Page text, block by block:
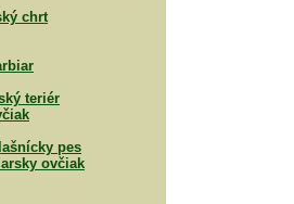
chrt
teriér
pes
ovčiak